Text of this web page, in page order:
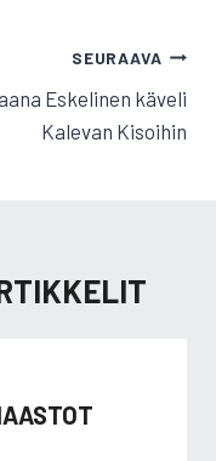
SEURAAVA
Eskelinen käveli
Kalevan Kisoihin